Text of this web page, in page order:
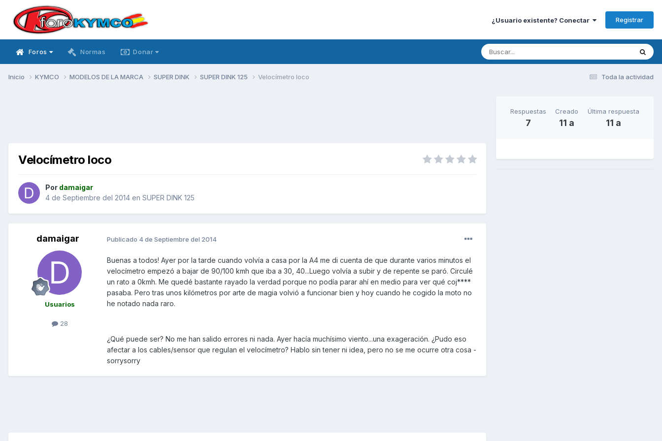
¿Usuario existente? Conectar Registrar
Foros Normas Donar
Toda la actividad
Inicio KYMCO MODELOS DE LA MARCA SUPER DINK SUPER DINK 125 Velocímetro loco
Velocímetro loco
Por damaigar
4 de Septiembre del 2014 en SUPER DINK 125
damaigar
Usuarios
28
Publicado 4 de Septiembre del 2014
Buenas a todos! Ayer por la tarde cuando volvía a casa por la A4 me di cuenta de que durante varios minutos el
velocímetro empezó a bajar de 90/100 kmh que iba a 30, 40...Luego volvía a subir y de repente se paró. Circulé
un rato a 0kmh. Me quedé bastante rayado la verdad porque no podía parar ahí en medio para ver qué coj****
pasaba. Pero tras unos kilómetros por arte de magia volvió a funcionar bien y hoy cuando he cogido la moto no
he notado nada raro.
¿Qué puede ser? No me han salido errores ni nada. Ayer hacía muchísimo viento...una exageración. ¿Pudo eso
afectar a los cables/sensor que regulan el velocímetro? Hablo sin tener ni idea, pero no se me ocurre otra cosa -
sorrysorry
Respuestas
7
Creado
11 a
Última respuesta
11 a